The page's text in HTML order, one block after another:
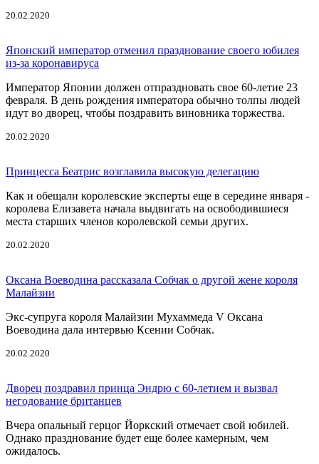
20.02.2020
Японский император отменил празднование своего юбилея
из-за коронавируса
Император Японии должен отпраздновать свое 60-летие 23
февраля. В день рождения императора обычно толпы людей
идут во дворец, чтобы поздравить виновника торжества.
20.02.2020
Принцесса Беатрис возглавила высокую делегацию
Как и обещали королевские эксперты еще в середине января -
королева Елизавета начала выдвигать на освободившиеся
места старших членов королевской семьи других.
20.02.2020
Оксана Воеводина рассказала Собчак о другой жене короля
Малайзии
Экс-супруга короля Малайзии Мухаммеда V Оксана
Воеводина дала интервью Ксении Собчак.
20.02.2020
Дворец поздравил принца Эндрю с 60-летием и вызвал
негодование британцев
Вчера опальный герцог Йоркский отмечает свой юбилей.
Однако празднование будет еще более камерным, чем
ожидалось.